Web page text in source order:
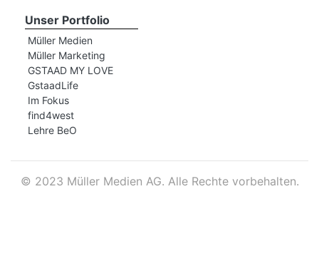
Unser Portfolio
Müller Medien
Müller Marketing
GSTAAD MY LOVE
GstaadLife
Im Fokus
find4west
Lehre BeO
© 2023 Müller Medien AG. Alle Rechte vorbehalten.